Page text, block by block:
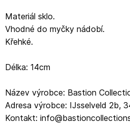
Materiál sklo.
Vhodné do myčky nádobí.
Křehké.
Délka: 14cm
Název výrobce: Bastion
Adresa výrobce: IJsselveld 2b,
Kontakt: